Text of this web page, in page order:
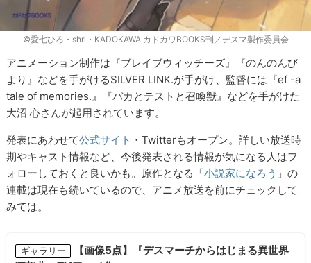
©愛七ひろ・shri・KADOKAWA カドカワBOOKS刊／デスマ製作委員会
アニメーション制作は『ブレイブウィッチーズ』『のんのんび
より』などを手がけるSILVER LINK.が手がけ、監督には『ef -a
tale of memories.』『バカとテストと召喚獣』などを手がけた
大沼 心さんが起用されています。
発表にあわせて公式サイト ・Twitterもオープン。詳しい放送時
期やキャスト情報など、今後発表される情報が気になる人はフ
ォローしておくと良いかも。原作となる「小説家になろう 」の
連載は現在も続いているので、アニメ放送を前にチェックして
みては。
ギャラリー
【画像5点】『デスマーチからはじまる異世界